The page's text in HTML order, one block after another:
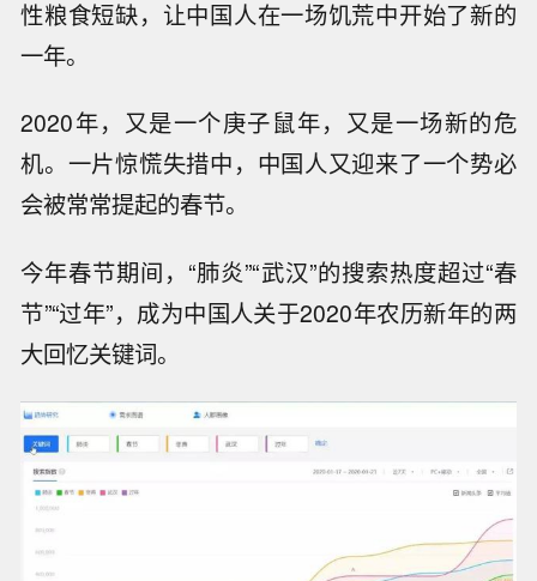
性粮食短缺，让中国人在一场饥荒中开始了新的
一年。
2020年，又是一个庚子鼠年，又是一场新的危
机。一片惊慌失措中，中国人又迎来了一个势必
会被常常提起的春节。
今年春节期间，“肺炎”“武汉”的搜索热度超过“春
节”“过年”，成为中国人关于2020年农历新年的两
大回忆关键词。